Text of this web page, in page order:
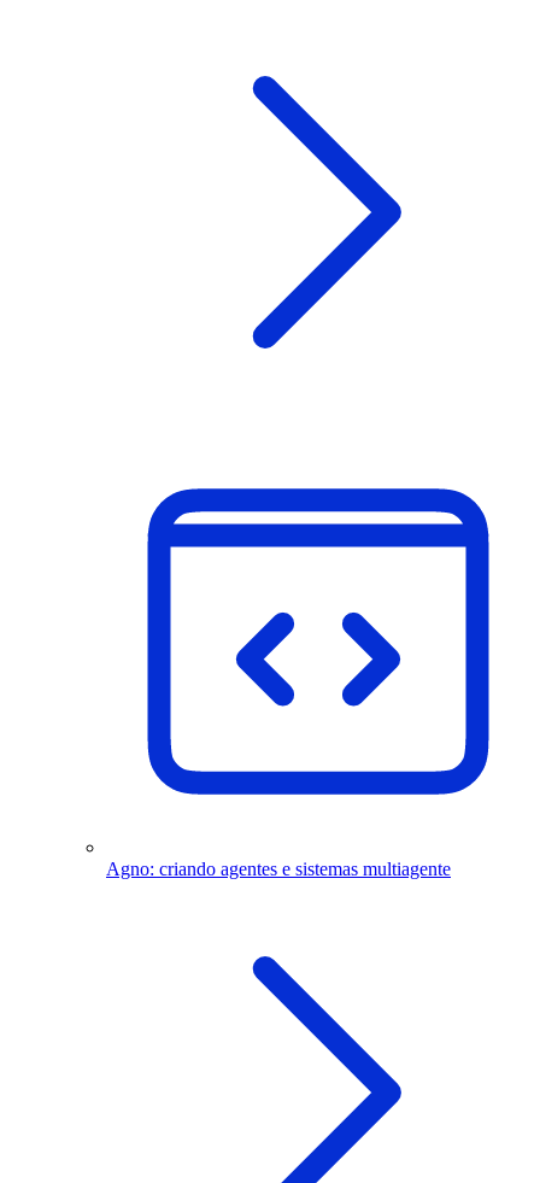
Agno: criando agentes e sistemas multiagente